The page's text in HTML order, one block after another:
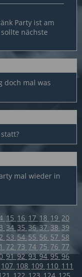
Party ist am
sollte nächste
doch mal was
mal wieder in
15 16 17 18 19 20
34 35 3637 38 39
53 54 55 56 57 58
72 73 74 75 76 77
919293949596
107 108 109 110 111